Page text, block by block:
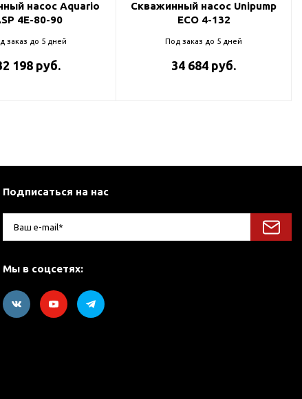
насос Aquario
4E-80-90
заказ до 5 дней
198 руб.
Скважинный насос Unipump
ECO 4-132
Под заказ до 5 дней
34 684 руб.
Подписаться на нас
Мы в соцсетях: